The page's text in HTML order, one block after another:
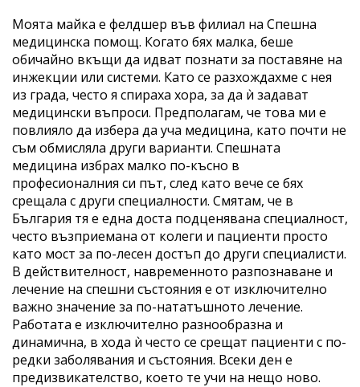
Моята майка е фелдшер във филиал на Спешна
медицинска помощ. Когато бях малка, беше
обичайно вкъщи да идват познати за поставяне на
инжекции или системи. Като се разхождахме с нея
из града, често я спираха хора, за да ѝ задават
медицински въпроси. Предполагам, че това ми е
повлияло да избера да уча медицина, като почти не
съм обмисляла други варианти. Спешната
медицина избрах малко по-късно в
професионалния си път, след като вече се бях
срещала с други специалности. Смятам, че в
България тя е една доста подценявана специалност,
често възприемана от колеги и пациенти просто
като мост за по-лесен достъп до други специалисти.
В действителност, навременното разпознаване и
лечение на спешни състояния е от изключително
важно значение за по-нататъшното лечение.
Работата е изключително разнообразна и
динамична, в хода ѝ често се срещат пациенти с по-
редки заболявания и състояния. Всеки ден е
предизвикателство, което те учи на нещо ново.